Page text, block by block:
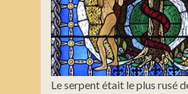
Le serpent était le plus rusé